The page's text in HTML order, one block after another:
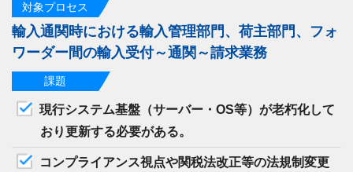
対象プロセス
輸入通関時における輸入管理部門、荷主部門、フォ
ワーダー間の輸入受付～通関～請求業務
課題
現行システム基盤（サーバー・OS等）が老朽化して
おり更新する必要がある。
コンプライアンス視点や関税法改正等の法規制変更